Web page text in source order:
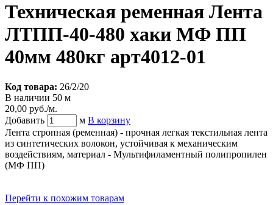
Техническая ременная Лента
ЛТПП-40-480 хаки МФ ПП
40мм 480кг арт4012-01
Код товара: 26/2/20
В наличии 50 м
20,00 руб./м.
Добавить
м В корзину
Лента стропная (ременная) - прочная легкая текстильная лента
из синтетических волокон, устойчивая к механическим
воздействиям, материал - Мультифиламентный полипропилен
(МФ ПП)
Перейти к похожим товарам